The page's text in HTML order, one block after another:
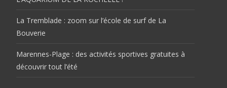
La Tremblade : zoom sur l’école de surf de La
Bouverie
Marennes-Plage : des activités sportives gratuites à
découvrir tout l’été